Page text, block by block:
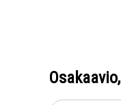
Osakaavio,